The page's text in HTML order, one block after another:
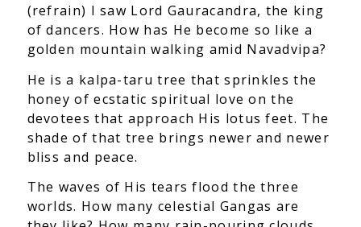
(refrain) I saw Lord Gauracandra, the king
of dancers. How has He become so like a
golden mountain walking amid Navadvipa?
He is a kalpa-taru tree that sprinkles the
honey of ecstatic spiritual love on the
devotees that approach His lotus feet. The
shade of that tree brings newer and newer
bliss and peace.
The waves of His tears flood the three
worlds. How many celestial Gangas are